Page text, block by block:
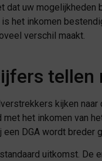
dat uw
het inkomen
verschil maakt.
tellen
kijken
met het inkomen van
een DGA wordt
uitkomst. De